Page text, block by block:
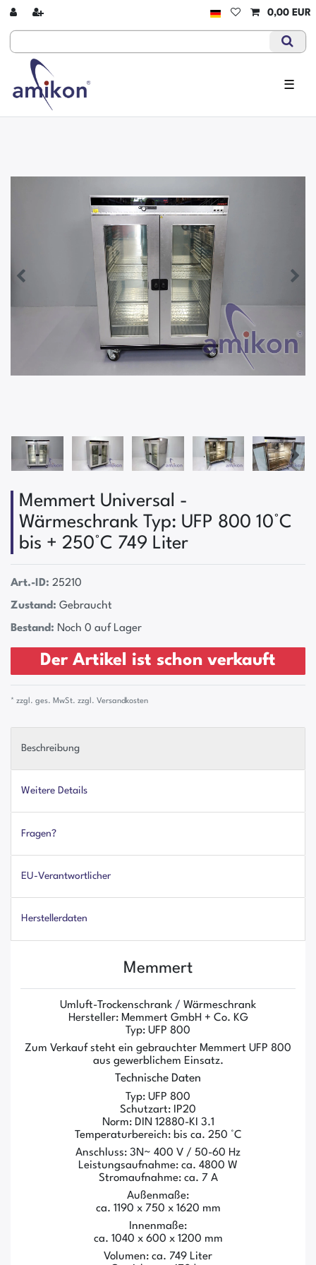
0,00 EUR
☰
Memmert Universal -
Wärmeschrank Typ: UFP 800 10°C
bis + 250°C 749 Liter
Art.-ID: 25210
Zustand: Gebraucht
Bestand: Noch 0 auf Lager
Der Artikel ist schon verkauft
* zzgl. ges. MwSt. zzgl. Versandkosten
Beschreibung
Weitere Details
Fragen?
EU-Verantwortlicher
Herstellerdaten
Memmert
Umluft-Trockenschrank / Wärmeschrank
Hersteller: Memmert GmbH + Co. KG
Typ: UFP 800
Zum Verkauf steht ein gebrauchter Memmert UFP 800
aus gewerblichem Einsatz.
Technische Daten
Typ: UFP 800
Schutzart: IP20
Norm: DIN 12880-KI 3.1
Temperaturbereich: bis ca. 250 °C
Anschluss: 3N~ 400 V / 50-60 Hz
Leistungsaufnahme: ca. 4800 W
Stromaufnahme: ca. 7 A
Außenmaße:
ca. 1190 x 750 x 1620 mm
Innenmaße:
ca. 1040 x 600 x 1200 mm
Volumen: ca. 749 Liter